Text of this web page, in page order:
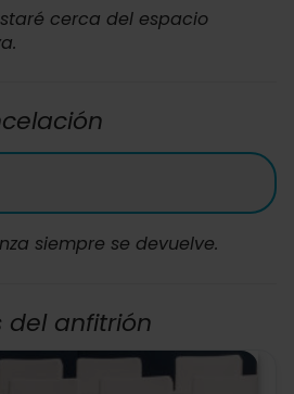
cerca del espacio
siempre se devuelve.
del anfitrión